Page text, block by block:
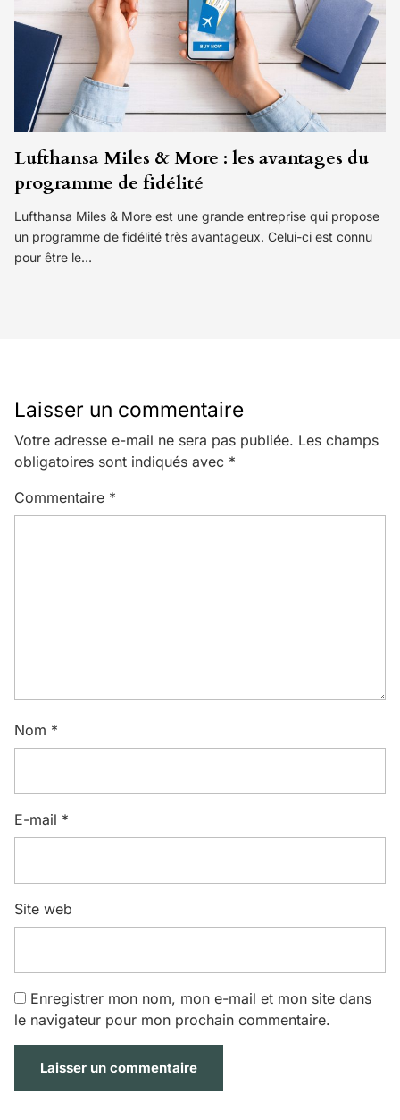
Lufthansa Miles & More : les avantages du
programme de fidélité
Lufthansa Miles & More est une grande entreprise qui propose
un programme de fidélité très avantageux. Celui-ci est connu
pour être le…
Laisser un commentaire
Votre adresse e-mail ne sera pas publiée. Les champs
obligatoires sont indiqués avec *
Commentaire *
Nom *
E-mail *
Site web
Enregistrer mon nom, mon e-mail et mon site dans
le navigateur pour mon prochain commentaire.